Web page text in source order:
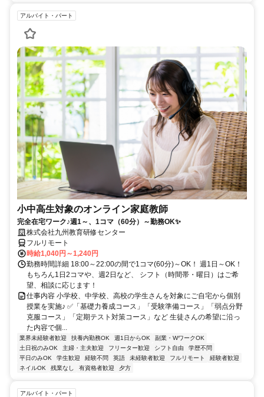
アルバイト・パート
小中高生対象のオンライン家庭教師
完全在宅ワーク♪週1～、1コマ（60分）～勤務OK✨
株式会社九州教育研修センター
フルリモート
時給1,040円～1,240円
勤務時間詳細 18:00～22:00の間で1コマ(60分)～OK！ 週1日～OK！
もちろん1日2コマや、週2日など、 シフト（時間帯・曜日）はご希
望、相談に応じます！
仕事内容 小学校、中学校、高校の学生さんを対象にご自宅から個別
授業を実施♪ ✅「基礎力養成コース」「受験準備コース」「弱点分野
克服コース」「定期テスト対策コース」など 生徒さんの希望に沿っ
た内容で個...
業界未経験者歓迎 扶養内勤務OK 週1日からOK
副業・WワークOK
土日祝のみOK
主婦・主夫歓迎 フリーター歓迎 シフト自由
学歴不問
平日のみOK
学生歓迎 経験不問 英語 未経験者歓迎 フルリモート
経験者歓迎
ネイルOK
残業なし 有資格者歓迎 夕方
アルバイト・パート